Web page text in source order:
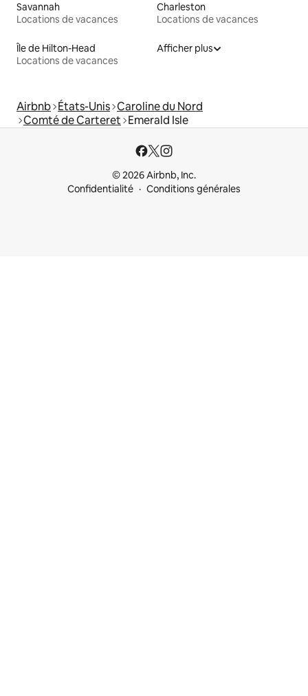
Savannah
Locations de vacances
Charleston
Locations de vacances
Île de Hilton-Head
Locations de vacances
Afficher plus
Airbnb États-Unis Caroline du Nord
Comté de Carteret Emerald Isle
© 2026 Airbnb, Inc.
Confidentialité
Conditions générales